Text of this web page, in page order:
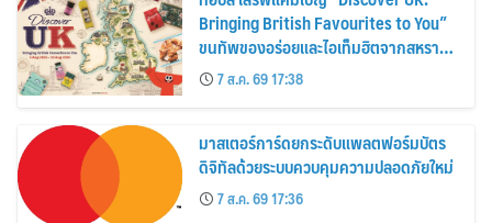
Bringing British Favourites to You”
ขนทัพของอร่อยและไอเท็มฮิตจากสหราช
อาณาจักร ส่งตรงถึงมือตั้งแต่วันนี้ – 18
สิงหาคมนี้
7 ส.ค. 69 17:38
มาสเตอร์การ์ดยกระดับแพลตฟอร์มบัตร
ดิจิทัลด้วยระบบควบคุมความปลอดภัยใหม่
7 ส.ค. 69 17:36